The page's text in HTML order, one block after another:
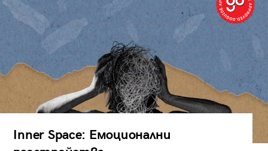
Inner Space: Емоционални